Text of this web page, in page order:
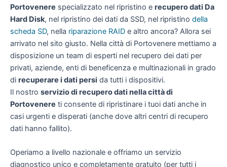
Portovenere specializzato nel ripristino e recupero dati Da
Hard Disk, nel ripristino dei dati da SSD, nel ripristino della
scheda SD, nella riparazione RAID e altro ancora? Allora sei
arrivato nel sito giusto. Nella città di Portovenere mettiamo a
disposizione un team di esperti nel recupero dei dati per
privati, aziende, enti di beneficenza e multinazionali in grado
di recuperare i dati persi da tutti i dispositivi.
Il nostro servizio di recupero dati nella città di
Portovenere ti consente di ripristinare i tuoi dati anche in
casi urgenti e disperati (anche dove altri centri di recupero
dati hanno fallito).
Operiamo a livello nazionale e offriamo un servizio
diagnostico unico e completamente gratuito (per tutti i